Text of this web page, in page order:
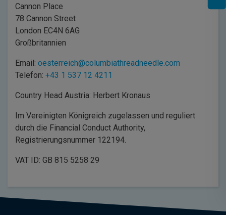
Cannon Place
78 Cannon Street
London EC4N 6AG
Großbritannien
Email: oesterreich@columbiathreadneedle.com
Telefon: +43 1 537 12 4211
Country Head Austria: Herbert Kronaus
Im Vereinigten Königreich zugelassen und reguliert
durch die Financial Conduct Authority,
Registrierungsnummer 122194.
VAT ID: GB 815 5258 29